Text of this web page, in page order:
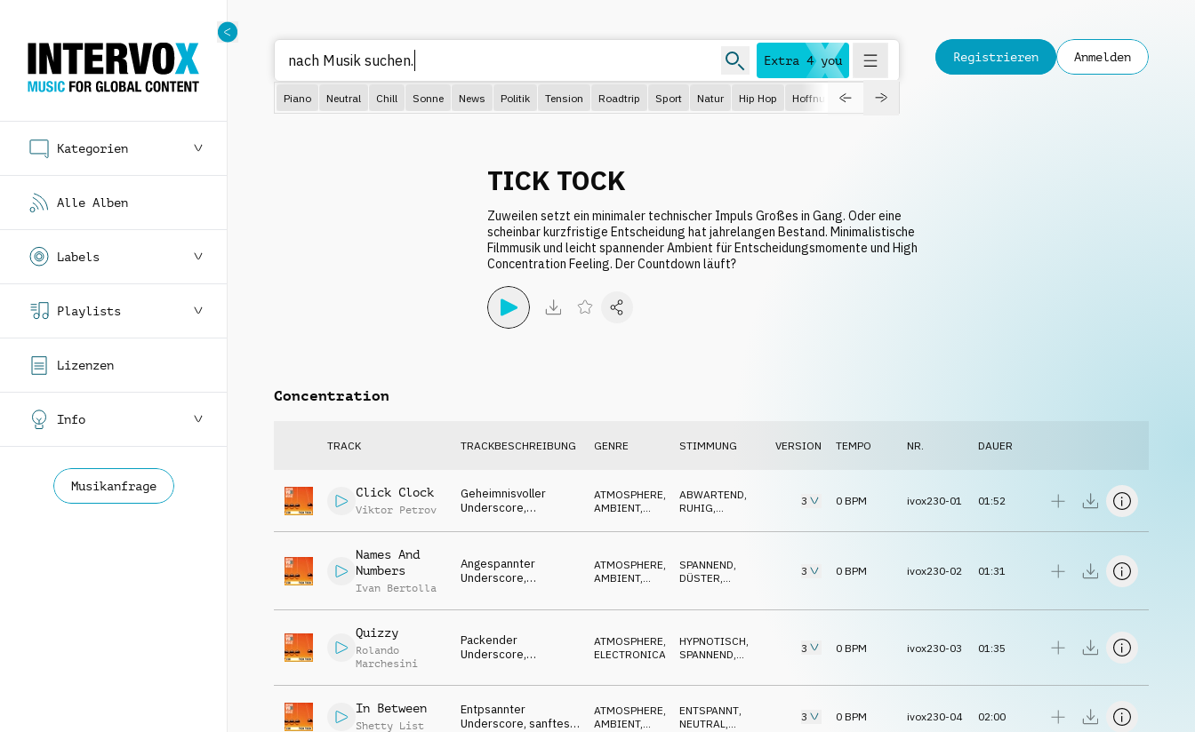
Kategorien
Alle Alben
Labels
Playlists
Lizenzen
Info
Musikanfrage
Extra 4 you
Piano Neutral Chill Sonne News Politik Tension Roadtrip Sport Natur Hip Hop Hoffnungsvoll Dokumentation
Registrieren Anmelden
TICK TOCK
Zuweilen setzt ein minimaler technischer Impuls Großes in Gang. Oder eine
scheinbar kurzfristige Entscheidung hat jahrelangen Bestand. Minimalistische
Filmmusik und leicht spannender Ambient für Entscheidungsmomente und High
Concentration Feeling. Der Countdown läuft?
Concentration
TRACK TRACKBESCHREIBUNG GENRE STIMMUNG VERSION TEMPO NR. DAUER
Click Clock
Viktor Petrov
Geheimnisvoller
Underscore,
& Flächen, geduldig,
ATMOSPHERE
AMBIENT,
ABWARTEND
RUHIG
3 0 BPM ivox230-01 01:52
Names And
Numbers
Ivan Bertolla
Angespannter
Underscore,
Drone, mysteriös &
ATMOSPHERE
AMBIENT,
SPANNEND
DÜSTER
3 0 BPM ivox230-02 01:31
Quizzy
Rolando
Marchesini
Packender
Underscore,
Flächen, fokussiert,
ATMOSPHERE,
ELECTRONICA
HYPNOTISCH,
SPANNEND,
3 0 BPM ivox230-03 01:35
In Between
Shetty List
Entpsannter
Underscore, sanftes
ATMOSPHERE
AMBIENT,
ENTSPANNT
NEUTRAL
3 0 BPM ivox230-04 02:00